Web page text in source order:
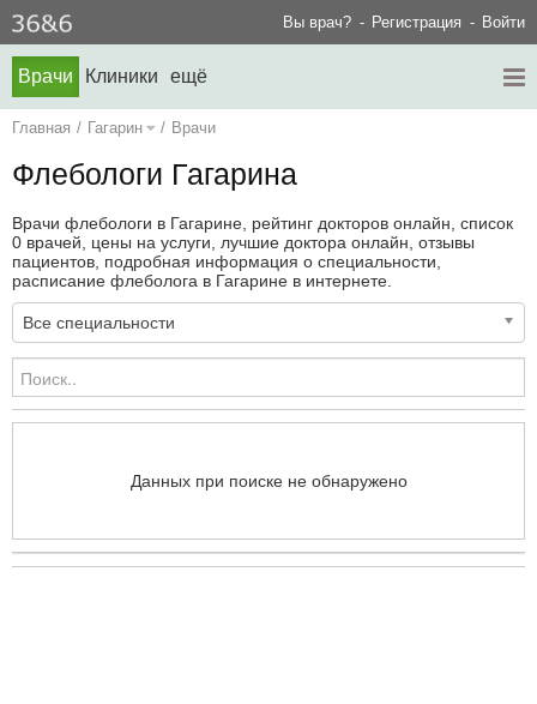
Вы врач? Регистрация Войти
Врачи Клиники ещё
Главная / Гагарин / Врачи
Флебологи Гагарина
Врачи флебологи в Гагарине, рейтинг докторов онлайн, список
0 врачей, цены на услуги, лучшие доктора онлайн, отзывы
пациентов, подробная информация о специальности,
расписание флеболога в Гагарине в интернете.
Все специальности
Данных при поиске не обнаружено